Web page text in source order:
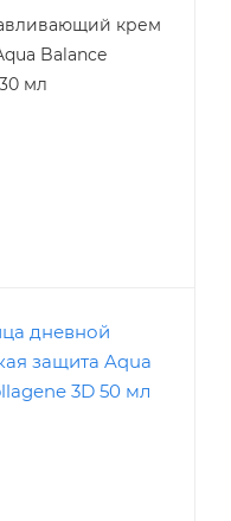
крем
Balance
мл